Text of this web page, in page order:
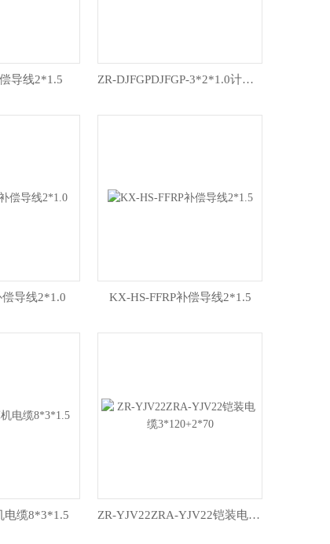
导线2*1.5 ZR-DJFGPDJFGP-3*2*1.0计算机电缆
偿导线2*1.0 KX-HS-FFRP补偿导线2*1.5
电缆8*3*1.5 ZR-YJV22ZRA-YJV22铠装电缆3*120+2*70